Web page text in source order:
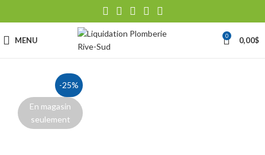
MENU 0 0,00$
-25%
En magasin
seulement